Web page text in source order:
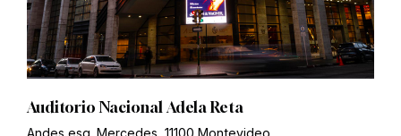
Auditorio Nacional Adela Reta
Andes esq. Mercedes, 11100 Montevideo